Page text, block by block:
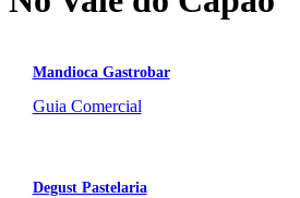
Mandioca Gastrobar
Guia Comercial
Degust Pastelaria